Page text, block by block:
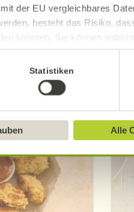
der EU vergleichbares
besteht das Risiko,
könnten. Sie können
Ausführliche
Statistiken
Alle
Rezepte